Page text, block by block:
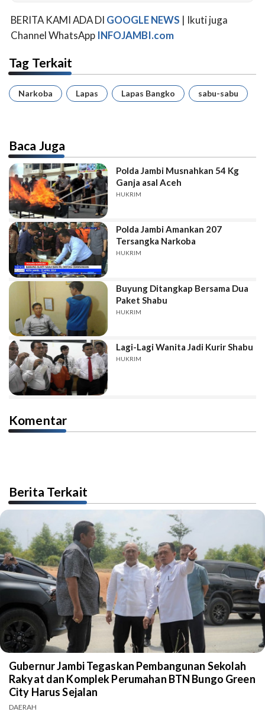
BERITA KAMI ADA DI GOOGLE NEWS | Ikuti juga
Channel WhatsApp INFOJAMBI.com
Tag Terkait
Narkoba Lapas Lapas Bangko sabu-sabu
Baca Juga
Polda Jambi Musnahkan 54 Kg
Ganja asal Aceh
HUKRIM
Polda Jambi Amankan 207
Tersangka Narkoba
HUKRIM
Buyung Ditangkap Bersama Dua
Paket Shabu
HUKRIM
Lagi-Lagi Wanita Jadi Kurir Shabu
HUKRIM
Komentar
Berita Terkait
Gubernur Jambi Tegaskan Pembangunan Sekolah
Rakyat dan Komplek Perumahan BTN Bungo Green
City Harus Sejalan
DAERAH